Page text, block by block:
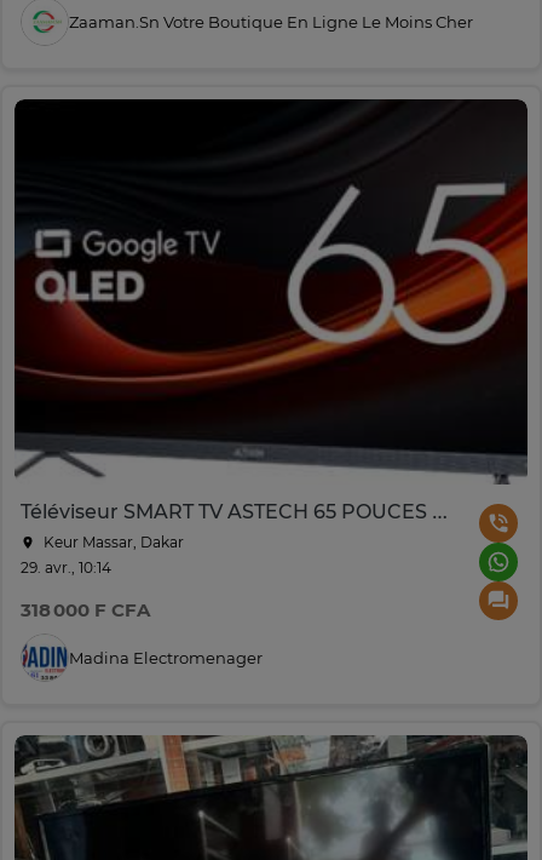
Zaaman.sn Votre Boutique En Ligne Le Moins Cher
Téléviseur SMART TV ASTECH 65 POUCES QLED
Keur Massar, Dakar
29. avr., 10:14
318 000 F CFA
Madina Electromenager